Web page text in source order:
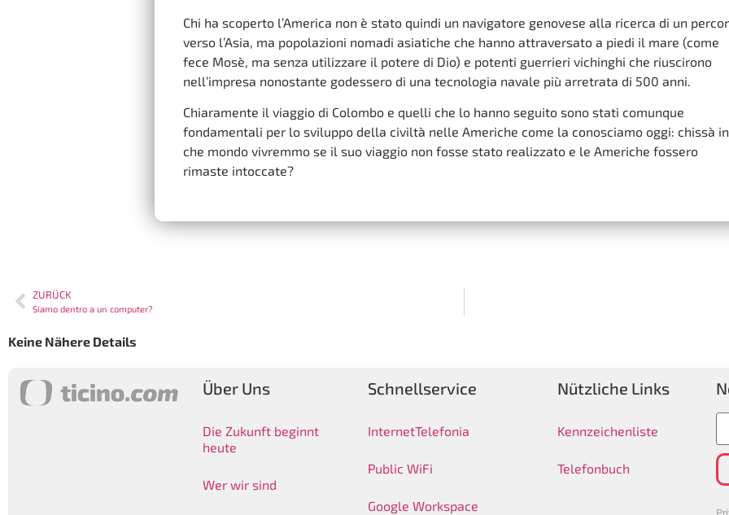
Chi ha scoperto l’America non è stato quindi un navigatore genovese alla ricerca di un
verso l’Asia, ma popolazioni nomadi asiatiche che hanno attraversato a piedi il mare (come
fece Mosè, ma senza utilizzare il potere di Dio) e potenti guerrieri vichinghi che riuscirono
nell’impresa nonostante godessero di una tecnologia navale più arretrata di 500 anni.
Chiaramente il viaggio di Colombo e quelli che lo hanno seguito sono stati comunque
fondamentali per lo sviluppo della civiltà nelle Americhe come la conosciamo oggi: chissà in
che mondo vivremmo se il suo viaggio non fosse stato realizzato e le Americhe fossero
rimaste intoccate?
ZURÜCK
Siamo dentro a un computer?
Keine Nähere Details
Über Uns
Die Zukunft beginnt
heute
Wer wir sind
Schnellservice
InternetTelefonia
Public WiFi
Google Workspace
Nützliche Links
Kennzeichenliste
Telefonbuch